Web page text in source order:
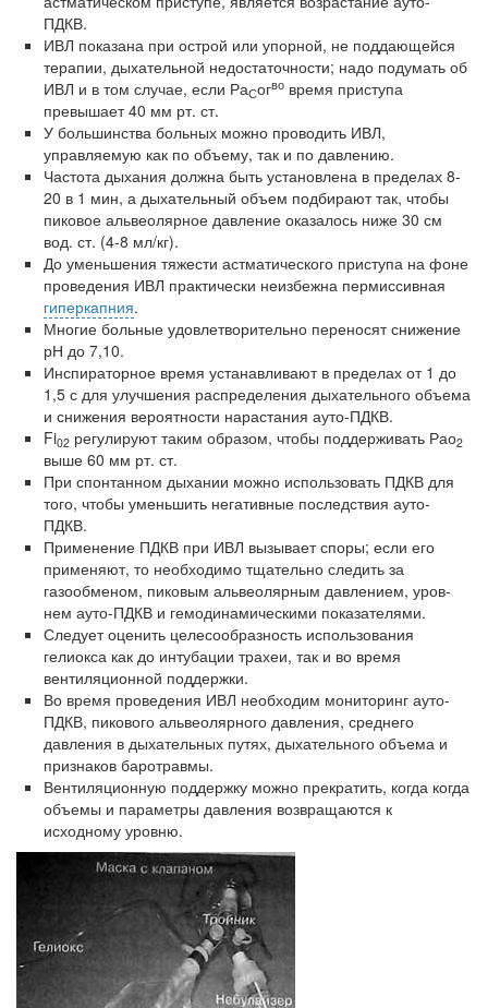
ПДКВ.
ИВЛ показана при острой или упорной, не поддающейся
терапии, дыхательной недостаточности; надо подумать об
ИВЛ и в том случае, если РаСогво время при­ступа
превышает 40 мм рт. ст.
У большинства больных можно проводить ИВЛ,
управляемую как по объему, так и по давлению.
Частота дыхания должна быть установлена в пределах 8-
20 в 1 мин, а дыхатель­ный объем подбирают так, чтобы
пиковое альвеолярное давление оказалось ниже 30 см
вод. ст. (4-8 мл/кг).
До уменьшения тяжести астматического приступа на фоне
проведения ИВЛ прак­тически неизбежна пермиссивная
гиперкапния.
Многие больные удовлетворительно переносят снижение
рН до 7,10.
Инспираторное время устанавливают в пределах от 1 до
1,5 с для улучшения рас­пределения дыхательного объема
и снижения вероятности нарастания ауто-ПДКВ.
Fi02 регулируют таким образом, чтобы поддерживать Рао2
выше 60 мм рт. ст.
При спонтанном дыхании можно использовать ПДКВ для
того, чтобы уменьшить негативные последствия ауто-
ПДКВ.
Применение ПДКВ при ИВЛ вызывает споры; если его
применяют, то необходи­мо тщательно следить за
газообменом, пиковым альвеолярным давлением, уров­
нем ауто-ПДКВ и гемодинамическими показателями.
Следует оценить целесообразность использования
гелиокса как до интубации трахеи, так и во время
вентиляционной поддержки.
Во время проведения ИВЛ необходим мониторинг ауто-
ПДКВ, пикового альве­олярного давления, среднего
давления в дыхательных путях, дыхательного объе­ма и
признаков баротравмы.
Вентиляционную поддержку можно прекратить, когда когда
объемы и парамет­ры давления возвращаются к
исходному уровню.